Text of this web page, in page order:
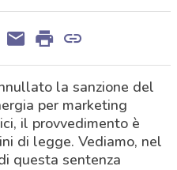
la sanzione del
per marketing
il provvedimento è
di legge. Vediamo, nel
questa sentenza